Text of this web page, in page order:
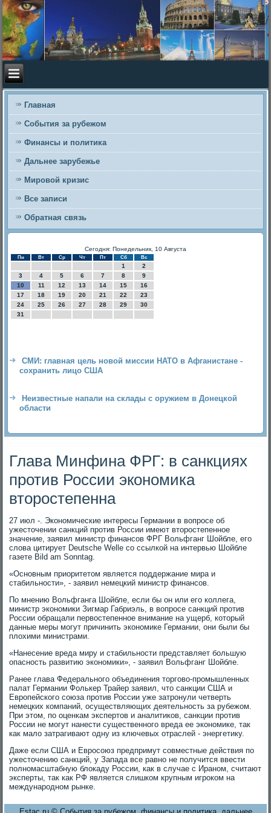
Главная
События за рубежом
Финансы и политика
Дальнее зарубежье
Мировой кризис
Все записи
Обратная связь
Сегодня: Понедельник, 10 Августа
Пн Вт Ср Чт Пт Сб Вс
1
2
3
4 5 6 7 8
9
10
11 12 13 14 15
16
17
18 19 20 21 22
23
24
25 26 27 28 29
30
31
СМИ: главная цель новой миссии НАТО в Афганистане -
сохранить лицо США
Неизвестные напали на склады с оружием в Донецкой
области
Глава Минфина ФРГ: в санкциях
против России экономика
второстепенна
27 июл -. Экономические интересы Германии в вопросе об
ужесточении санкций против России имеют второстепенное
значение, заявил министр финансов ФРГ Вольфганг Шойбле, его
слова цитирует Deutsche Welle со ссылкой на интервью Шойбле
газете Bild am Sonntag.
«Основным приоритетом является поддержание мира и
стабильности», - заявил немецкий министр финансов.
По мнению Вольфганга Шойбле, если бы он или его коллега,
министр экономики Зигмар Габриэль, в вопросе санкций против
России обращали первостепенное внимание на ущерб, который
данные меры могут причинить экономике Германии, они были бы
плохими министрами.
«Нанесение вреда миру и стабильности представляет большую
опасность развитию экономики», - заявил Вольфганг Шойбле.
Ранее глава Федерального объединения торгово-промышленных
палат Германии Фолькер Трайер заявил, что санкции США и
Европейского союза против России уже затронули четверть
немецких компаний, осуществляющих деятельность за рубежом.
При этом, по оценкам экспертов и аналитиков, санкции против
России не могут нанести существенного вреда ее экономике, так
как мало затрагивают одну из ключевых отраслей - энергетику.
Даже если США и Евросоюз предпримут совместные действия по
ужесточению санкций, у Запада все равно не получится ввести
полномасштабную блокаду России, как в случае с Ираном, считают
эксперты, так как РФ является слишком крупным игроком на
международном рынке.